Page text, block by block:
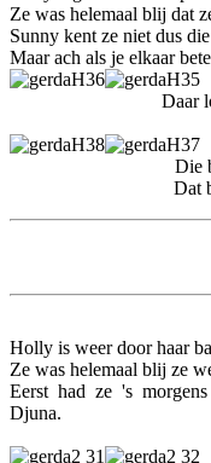
Ze was helemaal blij dat
Sunny kent ze niet dus
Maar ach als je elkaar
Daar
Het is toch
Die bal is
Dat boompje
Holly is weer door haar
Ze was helemaal blij ze
Eerst had ze 's
Djuna.